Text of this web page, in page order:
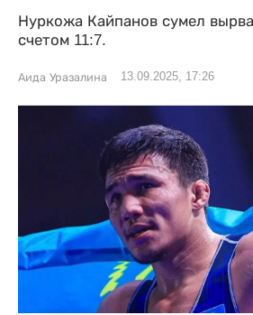
Нуркожа Кайпанов сумел
счетом 11:7.
Аида Уразалина 13.09.2025, 17:26